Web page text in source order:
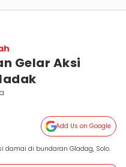
Gelar Aksi
Add Us on Google
damai di bundaran Gladag, Solo.